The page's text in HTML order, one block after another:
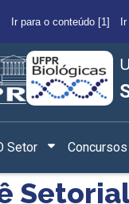
Ir para o conteúdo [1]
Setor Concursos